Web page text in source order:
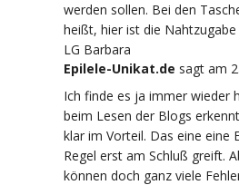
werden sollen. Bei den
heißt, hier ist die
LG Barbara
Epilele-Unikat.de sagt am
Ich finde es ja immer wieder
beim Lesen der Blogs
klar im Vorteil. Das eine eine
Regel erst am Schluß greift.
können doch ganz viele